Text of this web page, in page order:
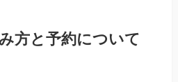
方と予約について